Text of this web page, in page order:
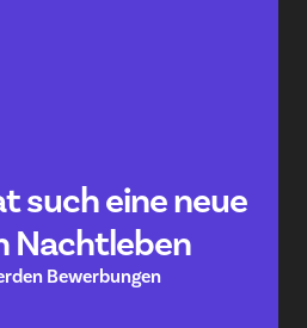
such eine neue
Nachtleben
Bewerbungen